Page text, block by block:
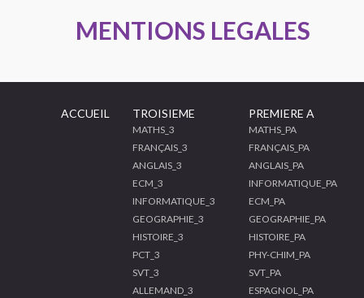
MENTIONS LEGALES
ACCUEIL TROISIEME
MATHS_3
FRANÇAIS_3
ANGLAIS_3
ECM_3
INFORMATIQUE_3
GEOGRAPHIE_3
HISTOIRE_3
PCT_3
SVT_3
ALLEMAND_3
PREMIERE A
MATHS_PA
FRANÇAIS_PA
ANGLAIS_PA
INFORMATIQUE_PA
ECM_PA
GEOGRAPHIE_PA
HISTOIRE_PA
PHY-CHIM_PA
SVT_PA
ESPAGNOL_PA